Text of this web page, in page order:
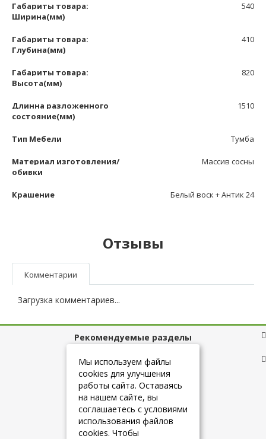
Габариты товара:
Ширина(мм)
540
Габариты товара:
Глубина(мм)
410
Габариты товара:
Высота(мм)
820
Длинна разложенного
состояние(мм)
1510
Тип Мебели Тумба
Материал изготовления/
обивки
Массив сосны
Крашение Белый воск + Антик 24
Отзывы
Комментарии
Загрузка комментариев...
Рекомендуемые разделы
Полезные ссылки
+7 (925) 084-10-60
Мы используем файлы
cookies для улучшения
работы сайта. Оставаясь
на нашем сайте, вы
соглашаетесь с условиями
использования файлов
cookies. Чтобы